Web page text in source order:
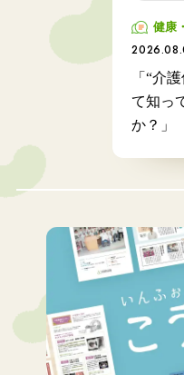
健康
「“介
て知っ
か？」